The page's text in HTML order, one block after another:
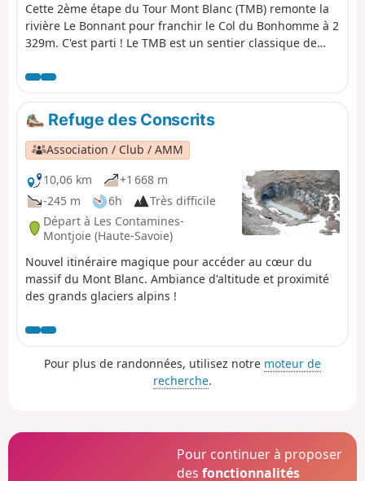
Cette 2ème étape du Tour Mont Blanc (TMB) remonte la
rivière Le Bonnant pour franchir le Col du Bonhomme à 2
329m. C'est parti ! Le TMB est un sentier classique de
passant de la France à l' Italie et à la Suisse avant de
revenir en France.
Refuge des Conscrits
Association / Club / AMM
10,06 km
+1 668 m
-245 m
6h
Très difficile
Départ à Les Contamines-
Montjoie (Haute-Savoie)
Nouvel itinéraire magique pour accéder au cœur du
massif du Mont Blanc. Ambiance d'altitude et proximité
des grands glaciers alpins !
Pour plus de randonnées, utilisez notre moteur de
recherche.
Pour continuer à proposer
desfonctionnalités